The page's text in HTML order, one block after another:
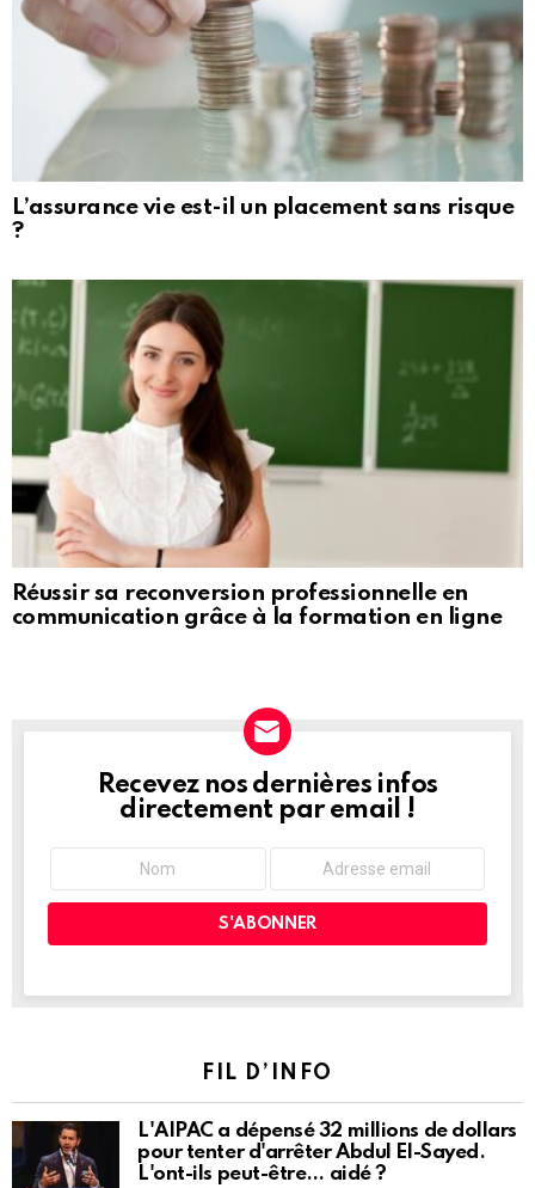
L’assurance vie est-il un placement sans risque
?
Réussir sa reconversion professionnelle en
communication grâce à la formation en ligne
NEWSLETTER
Recevez nos dernières infos
directement par email !
FIL D’INFO
L'AIPAC a dépensé 32 millions de dollars
pour tenter d'arrêter Abdul El-Sayed.
L'ont-ils peut-être… aidé ?